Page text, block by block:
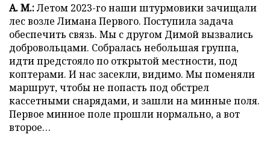
А. М.:Летом 2023-го наши штурмовики зачищали
лес возле Лимана Первого. Поступила задача
обеспечить связь. Мы с другом Димой вызвались
добровольцами. Собралась небольшая группа,
идти предстояло по открытой местности, под
коптерами. И нас засекли, видимо. Мы поменяли
маршрут, чтобы не попасть под обстрел
кассетными снарядами, и зашли на минные поля.
Первое минное поле прошли нормально, а вот
второе…